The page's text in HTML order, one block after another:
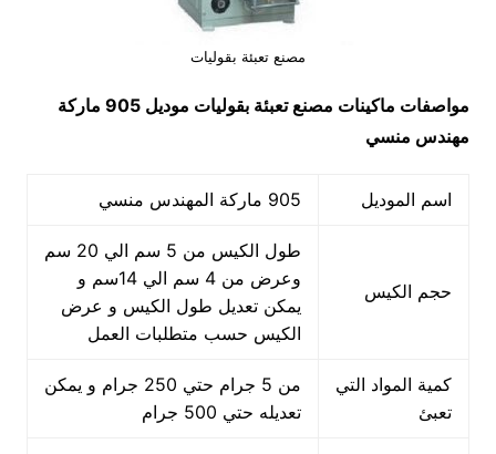
مصنع تعبئة بقوليات
مواصفات ماكينات مصنع تعبئة بقوليات
موديل 905 ماركة
مهندس منسي
اسم الموديل 905 ماركة المهندس منسي
حجم الكيس
طول الكيس من 5 سم الي 20 سم
وعرض من 4 سم الي 14سم و
يمكن تعديل طول الكيس و عرض
الكيس حسب متطلبات العمل
كمية المواد التي
تعبئ
من 5 جرام حتي 250 جرام و يمكن
تعديله حتي 500 جرام